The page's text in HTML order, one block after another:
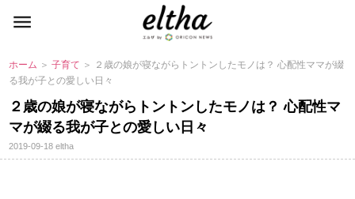
ホーム ＞子育て ＞ ２歳の娘が寝ながらトントンしたモノは？ 心配性ママが綴
る我が子との愛しい日々
２歳の娘が寝ながらトントンしたモノは？ 心配性マ
マが綴る我が子との愛しい日々
2019-09-18eltha